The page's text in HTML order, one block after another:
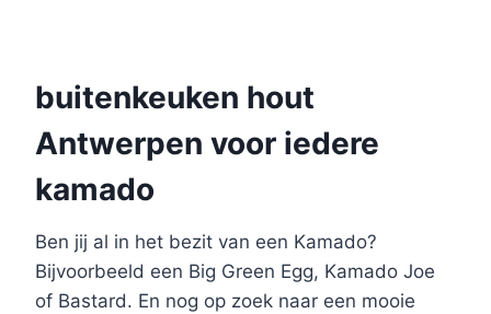
buitenkeuken hout
Antwerpen voor iedere
kamado
Ben jij al in het bezit van een Kamado?
Bijvoorbeeld een Big Green Egg, Kamado Joe
of Bastard. En nog op zoek naar een mooie